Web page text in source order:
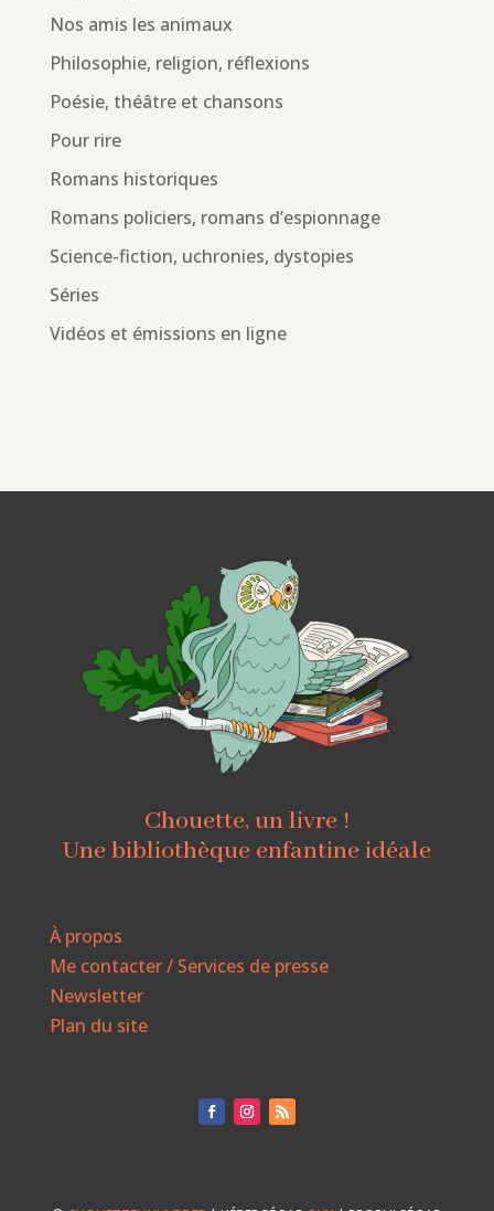
Nos amis les animaux
Philosophie, religion, réflexions
Poésie, théâtre et chansons
Pour rire
Romans historiques
Romans policiers, romans d’espionnage
Science-fiction, uchronies, dystopies
Séries
Vidéos et émissions en ligne
Chouette, un livre !
Une bibliothèque enfantine idéale
À propos
Me contacter / Services de presse
Newsletter
Plan du site